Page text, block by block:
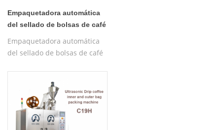
Empaquetadora automática
del sellado de bolsas de café
Empaquetadora automática
del sellado de bolsas de café